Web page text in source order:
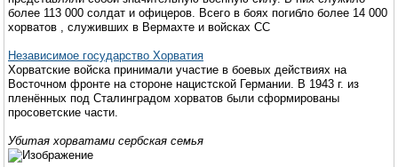
более 113 000 солдат и офицеров. Всего в боях погибло более 14 000
хорватов , служивших в Вермахте и войсках СС
Независимое государство Хорватия
Хорватские войска принимали участие в боевых действиях на
Восточном фронте на стороне нацистской Германии. В 1943 г. из
пленённых под Сталинградом хорватов были сформированы
просоветские части.
Убитая хорватами сербская семья